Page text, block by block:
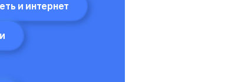
и интернет